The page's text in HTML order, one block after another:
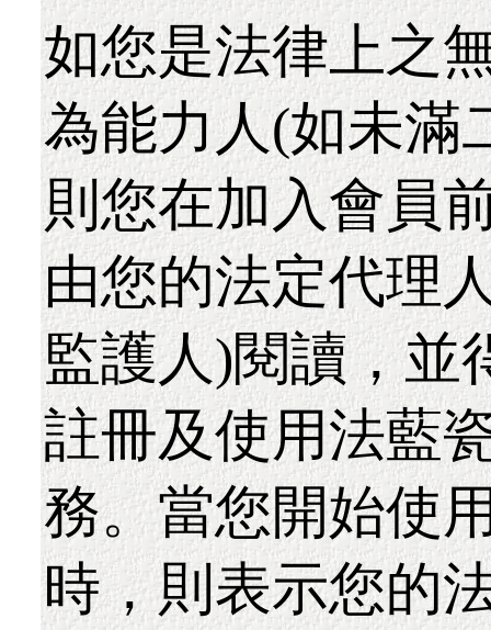
如您是法律上之
為能力人(如未滿
則您在加入會員
由您的法定代理
監護人)閱讀，並
註冊及使用法藍
務。當您開始使
時，則表示您的